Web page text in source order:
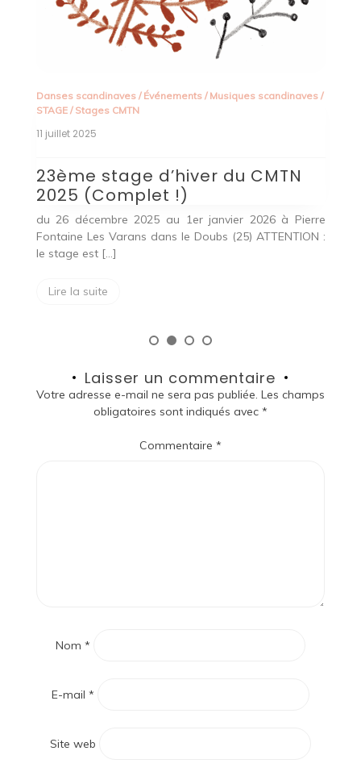
Danses scandinaves/ Événements/ Musiques scandinaves/
STAGE/ Stages CMTN
11 juillet 2025
23ème stage d’hiver du CMTN
2025 (Complet !)
du 26 décembre 2025 au 1er janvier 2026 à Pierre
Fontaine Les Varans dans le Doubs (25) ATTENTION :
le stage est […]
Lire la suite
Laisser un commentaire
Votre adresse e-mail ne sera pas publiée. Les champs
obligatoires sont indiqués avec *
Commentaire *
Nom *
E-mail *
Site web